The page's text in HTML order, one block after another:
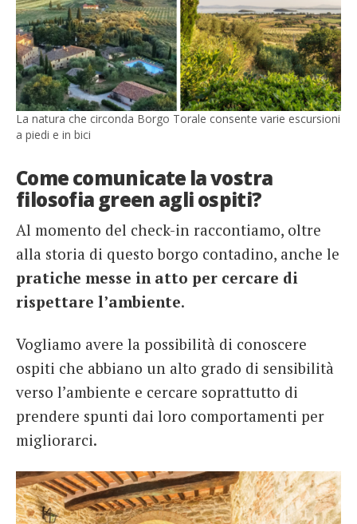
La natura che circonda Borgo Torale consente varie escursioni
a piedi e in bici
Come comunicate la vostra
filosofia green agli ospiti?
Al momento del check-in raccontiamo, oltre
alla storia di questo borgo contadino, anche le
pratiche messe in atto per cercare di
rispettare l’ambiente.
Vogliamo avere la possibilità di conoscere
ospiti che abbiano un alto grado di sensibilità
verso l’ambiente e cercare soprattutto di
prendere spunti dai loro comportamenti per
migliorarci.